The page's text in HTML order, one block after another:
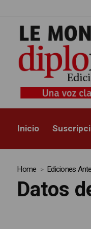
Inicio
Home Ediciones
Datos